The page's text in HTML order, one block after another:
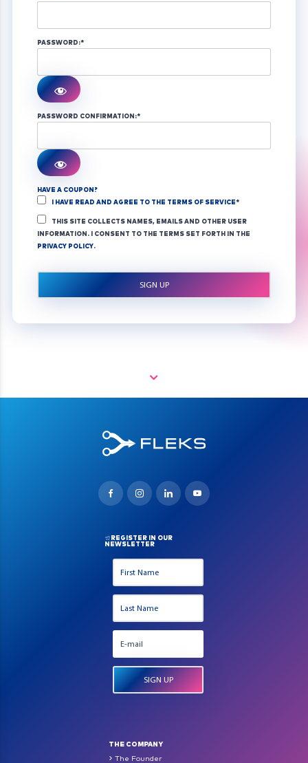
PASSWORD:*
PASSWORD CONFIRMATION:*
HAVE A COUPON?
I HAVE READ AND AGREE TO THE TERMS OF SERVICE*
INFORMATION. I CONSENT TO THE TERMS SET FORTH IN THE
PRIVACY POLICY.
REGISTER IN OUR
NEWSLETTER
THE COMPANY
The Founder